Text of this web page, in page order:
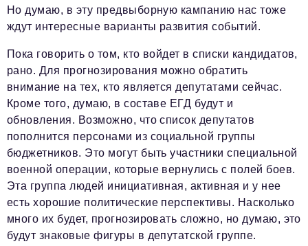
Но думаю, в эту предвыборную кампанию нас тоже
ждут интересные варианты развития событий.
Пока говорить о том, кто войдет в списки кандидатов,
рано. Для прогнозирования можно обратить
внимание на тех, кто является депутатами сейчас.
Кроме того, думаю, в составе ЕГД будут и
обновления. Возможно, что список депутатов
пополнится персонами из социальной группы
бюджетников. Это могут быть участники специальной
военной операции, которые вернулись с полей боев.
Эта группа людей инициативная, активная и у нее
есть хорошие политические перспективы. Насколько
много их будет, прогнозировать сложно, но думаю, это
будут знаковые фигуры в депутатской группе.